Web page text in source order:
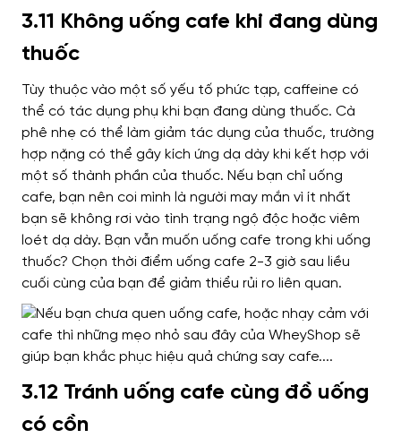
3.11 Không uống cafe khi đang dùng
thuốc
Tùy thuộc vào một số yếu tố phức tạp, caffeine có
thể có tác dụng phụ khi bạn đang dùng thuốc. Cà
phê nhẹ có thể làm giảm tác dụng của thuốc, trường
hợp nặng có thể gây kích ứng dạ dày khi kết hợp với
một số thành phần của thuốc. Nếu bạn chỉ uống
cafe, bạn nên coi mình là người may mắn vì ít nhất
bạn sẽ không rơi vào tình trạng ngộ độc hoặc viêm
loét dạ dày. Bạn vẫn muốn uống cafe trong khi uống
thuốc? Chọn thời điểm uống cafe 2-3 giờ sau liều
cuối cùng của bạn để giảm thiểu rủi ro liên quan.
3.12 Tránh uống cafe cùng đồ uống
có cồn